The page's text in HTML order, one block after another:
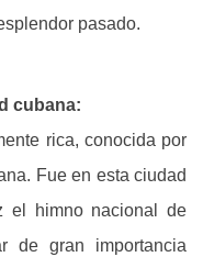
pasado.
cubana:
rica, conocida por
Fue en esta ciudad
el himno nacional de
de gran importancia